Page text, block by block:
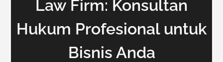
Law Firm: Konsultan
Hukum Profesional untuk
Bisnis Anda